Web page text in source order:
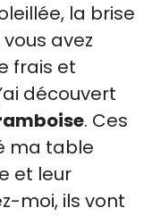
la brise
avez
frais et
découvert
. Ces
ma table
et leur
moi, ils vont